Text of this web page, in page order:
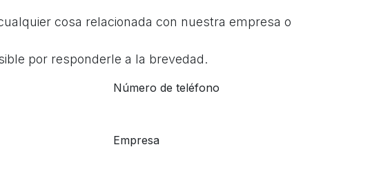
cosa relacionada con nuestra empresa o
por responderle a la brevedad.
Número de teléfono
Empresa